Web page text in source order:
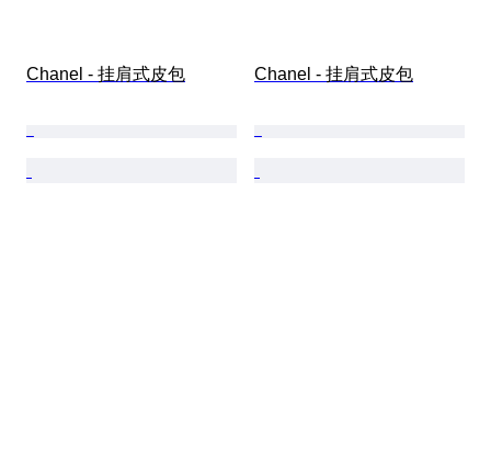
Chanel - 挂肩式皮包 Chanel - 挂肩式皮包